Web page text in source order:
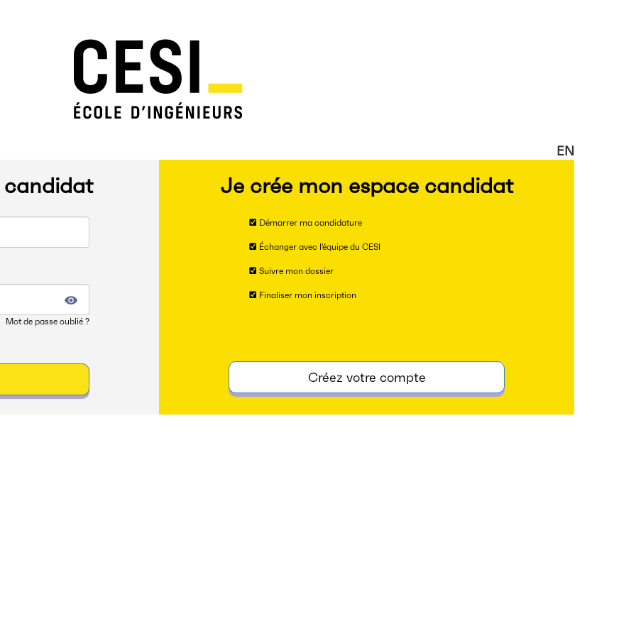
EN
candidat
Mot de passe oublié ?
Je crée mon espace candidat
Démarrer ma candidature
Échanger avec l'équipe du CESI
Suivre mon dossier
Finaliser mon inscription
Créez votre compte